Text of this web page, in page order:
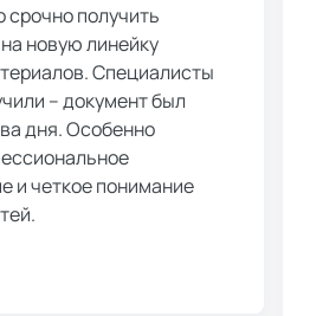
получить
новую линейку
Специалисты
– документ был
дня. Особенно
и четкое понимание